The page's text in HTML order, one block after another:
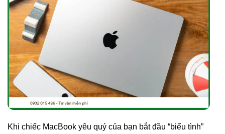
Khi chiếc MacBook yêu quý của bạn bắt đầu “biểu tình”